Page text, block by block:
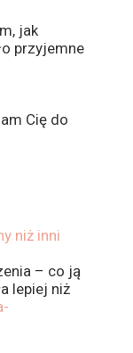
jak
przyjemne
Cię do
niż inni
– co ją
lepiej niż